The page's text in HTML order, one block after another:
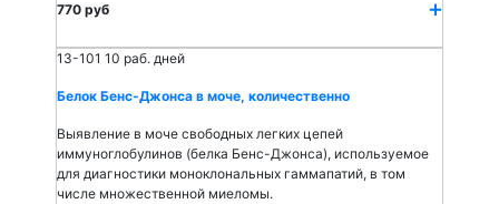
770 руб
13-101 10 раб. дней
Белок Бенс-Джонса в моче, количественно
Выявление в моче свободных легких цепей
иммуноглобулинов (белка Бенс-Джонса), используемое
для диагностики моноклональных гаммапатий, в том
числе множественной миеломы.